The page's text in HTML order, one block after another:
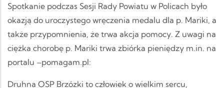
Spotkanie podczas Sesji Rady Powiatu w Policach było
okazją do uroczystego wręczenia medalu dla p. Mariki, a
także przypomnienia, że trwa akcja pomocy. Z uwagi na
ciężka chorobę p. Mariki trwa zbiórka pieniędzy m.in. na
portalu –pomagam.pl:
Druhna OSP Brzózki to człowiek o wielkim sercu,